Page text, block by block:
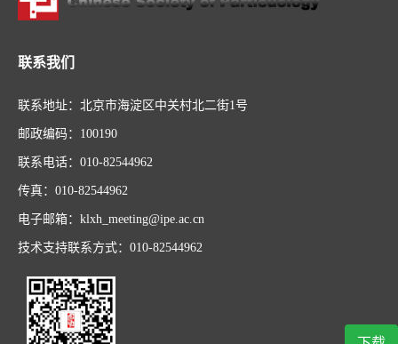
联系我们
联系地址：北京市海淀区中关村北二街1号
邮政编码：100190
联系电话：010-82544962
传真：010-82544962
电子邮箱：klxh_meeting@ipe.ac.cn
技术支持联系方式：010-82544962